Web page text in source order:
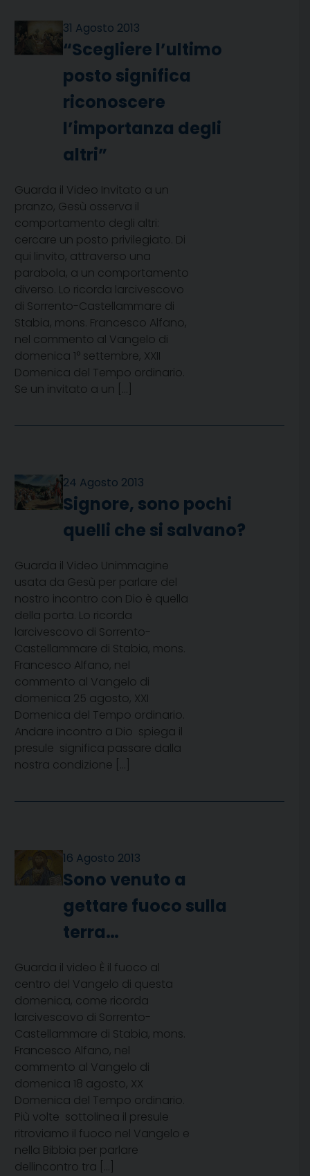
31 Agosto 2013
“Scegliere l’ultimo
posto significa
riconoscere
l’importanza degli
altri”
Guarda il Video Invitato a un
pranzo, Gesù osserva il
comportamento degli altri:
cercare un posto privilegiato. Di
qui linvito, attraverso una
parabola, a un comportamento
diverso. Lo ricorda larcivescovo
di Sorrento-Castellammare di
Stabia, mons. Francesco Alfano,
nel commento al Vangelo di
domenica 1° settembre, XXII
Domenica del Tempo ordinario.
Se un invitato a un […]
24 Agosto 2013
Signore, sono pochi
quelli che si salvano?
Guarda il Video Unimmagine
usata da Gesù per parlare del
nostro incontro con Dio è quella
della porta. Lo ricorda
larcivescovo di Sorrento-
Castellammare di Stabia, mons.
Francesco Alfano, nel
commento al Vangelo di
domenica 25 agosto, XXI
Domenica del Tempo ordinario.
Andare incontro a Dio  spiega il
presule  significa passare dalla
nostra condizione […]
16 Agosto 2013
Sono venuto a
gettare fuoco sulla
terra…
Guarda il video È il fuoco al
centro del Vangelo di questa
domenica, come ricorda
larcivescovo di Sorrento-
Castellammare di Stabia, mons.
Francesco Alfano, nel
commento al Vangelo di
domenica 18 agosto, XX
Domenica del Tempo ordinario.
Più volte  sottolinea il presule 
ritroviamo il fuoco nel Vangelo e
nella Bibbia per parlare
dellincontro tra […]